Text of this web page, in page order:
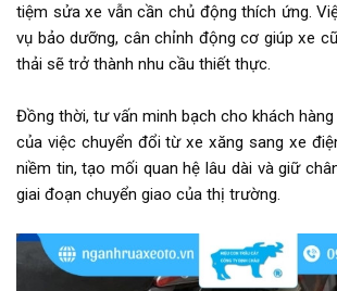
tiệm sửa xe vẫn cần chủ động thích ứng.
vụ bảo dưỡng, cân chỉnh động cơ giúp xe
thải sẽ trở thành nhu cầu thiết thực.
Đồng thời, tư vấn minh bạch cho khách
của việc chuyển đổi từ xe xăng sang xe
niềm tin, tạo mối quan hệ lâu dài và giữ
giai đoạn chuyển giao của thị trường.